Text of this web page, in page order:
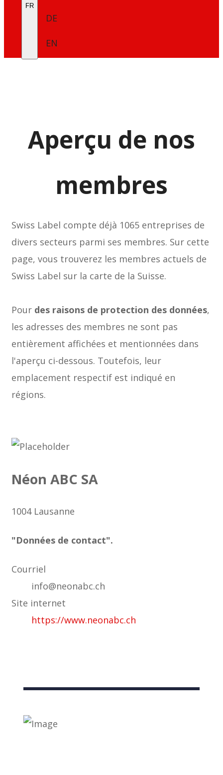
FR
DE
EN
Aperçu de nos
membres
Swiss Label compte déjà 1065 entreprises de
divers secteurs parmi ses membres. Sur cette
page, vous trouverez les membres actuels de
Swiss Label sur la carte de la Suisse.
Pour des raisons de protection des données,
les adresses des membres ne sont pas
entièrement affichées et mentionnées dans
l'aperçu ci-dessous. Toutefois, leur
emplacement respectif est indiqué en
régions.
Néon ABC SA
1004 Lausanne
"Données de contact".
Courriel
info@neonabc.ch
Site internet
https://www.neonabc.ch